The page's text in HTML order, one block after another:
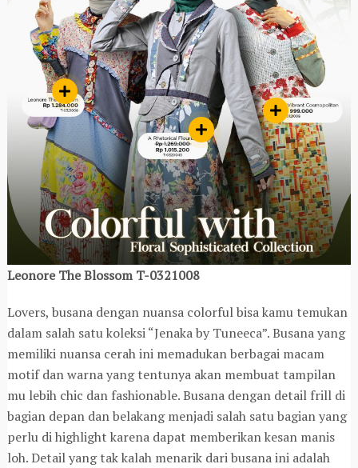
Leonore The Blossom T-0321008
Lovers, busana dengan nuansa colorful bisa kamu temukan
dalam salah satu koleksi “Jenaka by Tuneeca”. Busana yang
memiliki nuansa cerah ini memadukan berbagai macam
motif dan warna yang tentunya akan membuat tampilan
mu lebih chic dan fashionable. Busana dengan detail frill di
bagian depan dan belakang menjadi salah satu bagian yang
perlu di highlight karena dapat memberikan kesan manis
loh. Detail yang tak kalah menarik dari busana ini adalah